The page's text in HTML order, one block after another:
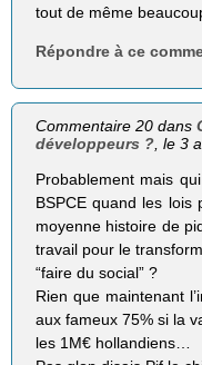
tout de même
Répondre à ce
Commentaire 20 dans
développeurs ? , le 3
Probablement mais
BSPCE quand les lois
moyenne histoire de
travail pour le
“faire du social” ?
Rien que maintenant
aux fameux 75% si la
les 1M€ hollandiens…